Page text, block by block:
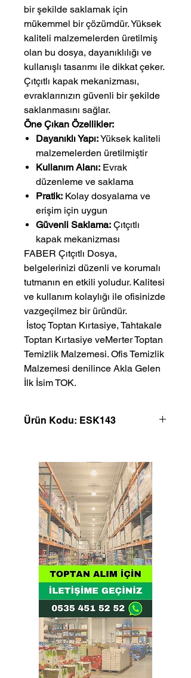
bir şekilde saklamak için
mükemmel bir çözümdür. Yüksek
kaliteli malzemelerden üretilmiş
olan bu dosya, dayanıklılığı ve
kullanışlı tasarımı ile dikkat çeker.
Çıtçıtlı kapak mekanizması,
evraklarınızın güvenli bir şekilde
saklanmasını sağlar.
Öne Çıkan Özellikler:
Dayanıklı Yapı:Yüksek kaliteli
malzemelerden üretilmiştir
Kullanım Alanı: Evrak
düzenleme ve saklama
Pratik: Kolay dosyalama ve
erişim için uygun
Güvenli Saklama: Çıtçıtlı
kapak mekanizması
FABER Çıtçıtlı Dosya,
belgelerinizi düzenli ve korumalı
tutmanın en etkili yoludur. Kalitesi
ve kullanım kolaylığı ile ofisinizde
vazgeçilmez bir üründür.
Toptan Kırtasiye veMerter Toptan
Temizlik Malzemesi. Ofis Temizlik
Malzemesi denilince Akla Gelen
İlk İsim TOK.
Ürün Kodu: ESK143